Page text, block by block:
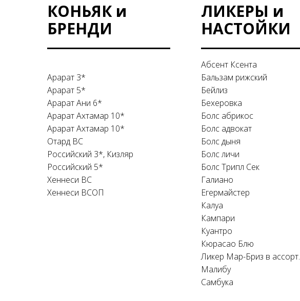
КОНЬЯК и
БРЕНДИ
Арарат 3*
Арарат 5*
Арарат Ани 6*
Арарат Ахтамар 10*
Арарат Ахтамар 10*
Отард ВС
Российский 3*, Кизляр
Российский 5*
Хеннеси ВС
Хеннеси ВСОП
ЛИКЕРЫ и
НАСТОЙКИ
Абсент Ксента
Бальзам рижский
Бейлиз
Бехеровка
Болс абрикос
Болс адвокат
Болс дыня
Болс личи
Болс Трипл Сек
Галиано
Егермайстер
Калуа
Кампари
Куантро
Кюрасао Блю
Ликер Мар-Бриз в ассорт.
Малибу
Самбука